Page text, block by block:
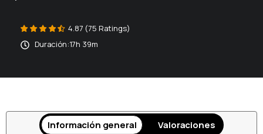
4.87 (75 Ratings)
Duración:17h 39m
Información general Valoraciones